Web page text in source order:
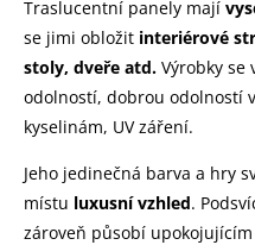
Traslucentní panely mají
se jimi obložit interiérové
stoly, dveře atd. Výrobky
odolností, dobrou odolností
kyselinám, UV záření.
Jeho jedinečná barva a hry
místu luxusní vzhled.
zároveň působí